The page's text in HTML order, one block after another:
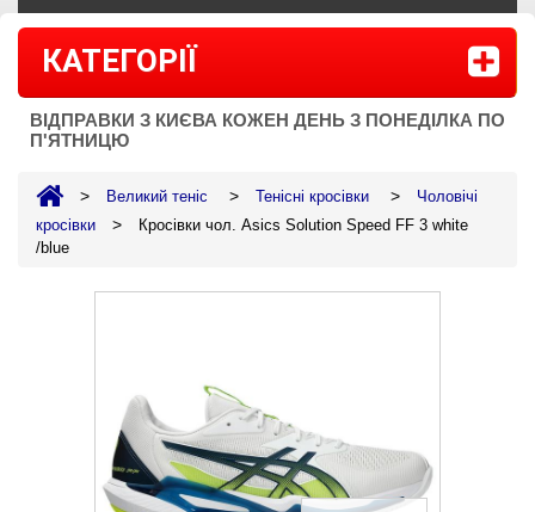
КАТЕГОРІЇ
ВІДПРАВКИ З КИЄВА КОЖЕН ДЕНЬ З ПОНЕДІЛКА ПО
П'ЯТНИЦЮ
> Великий теніс > Тенісні кросівки >
Чоловічі
кросівки
>
Кросівки чол. Asics Solution Speed FF 3 white
/blue